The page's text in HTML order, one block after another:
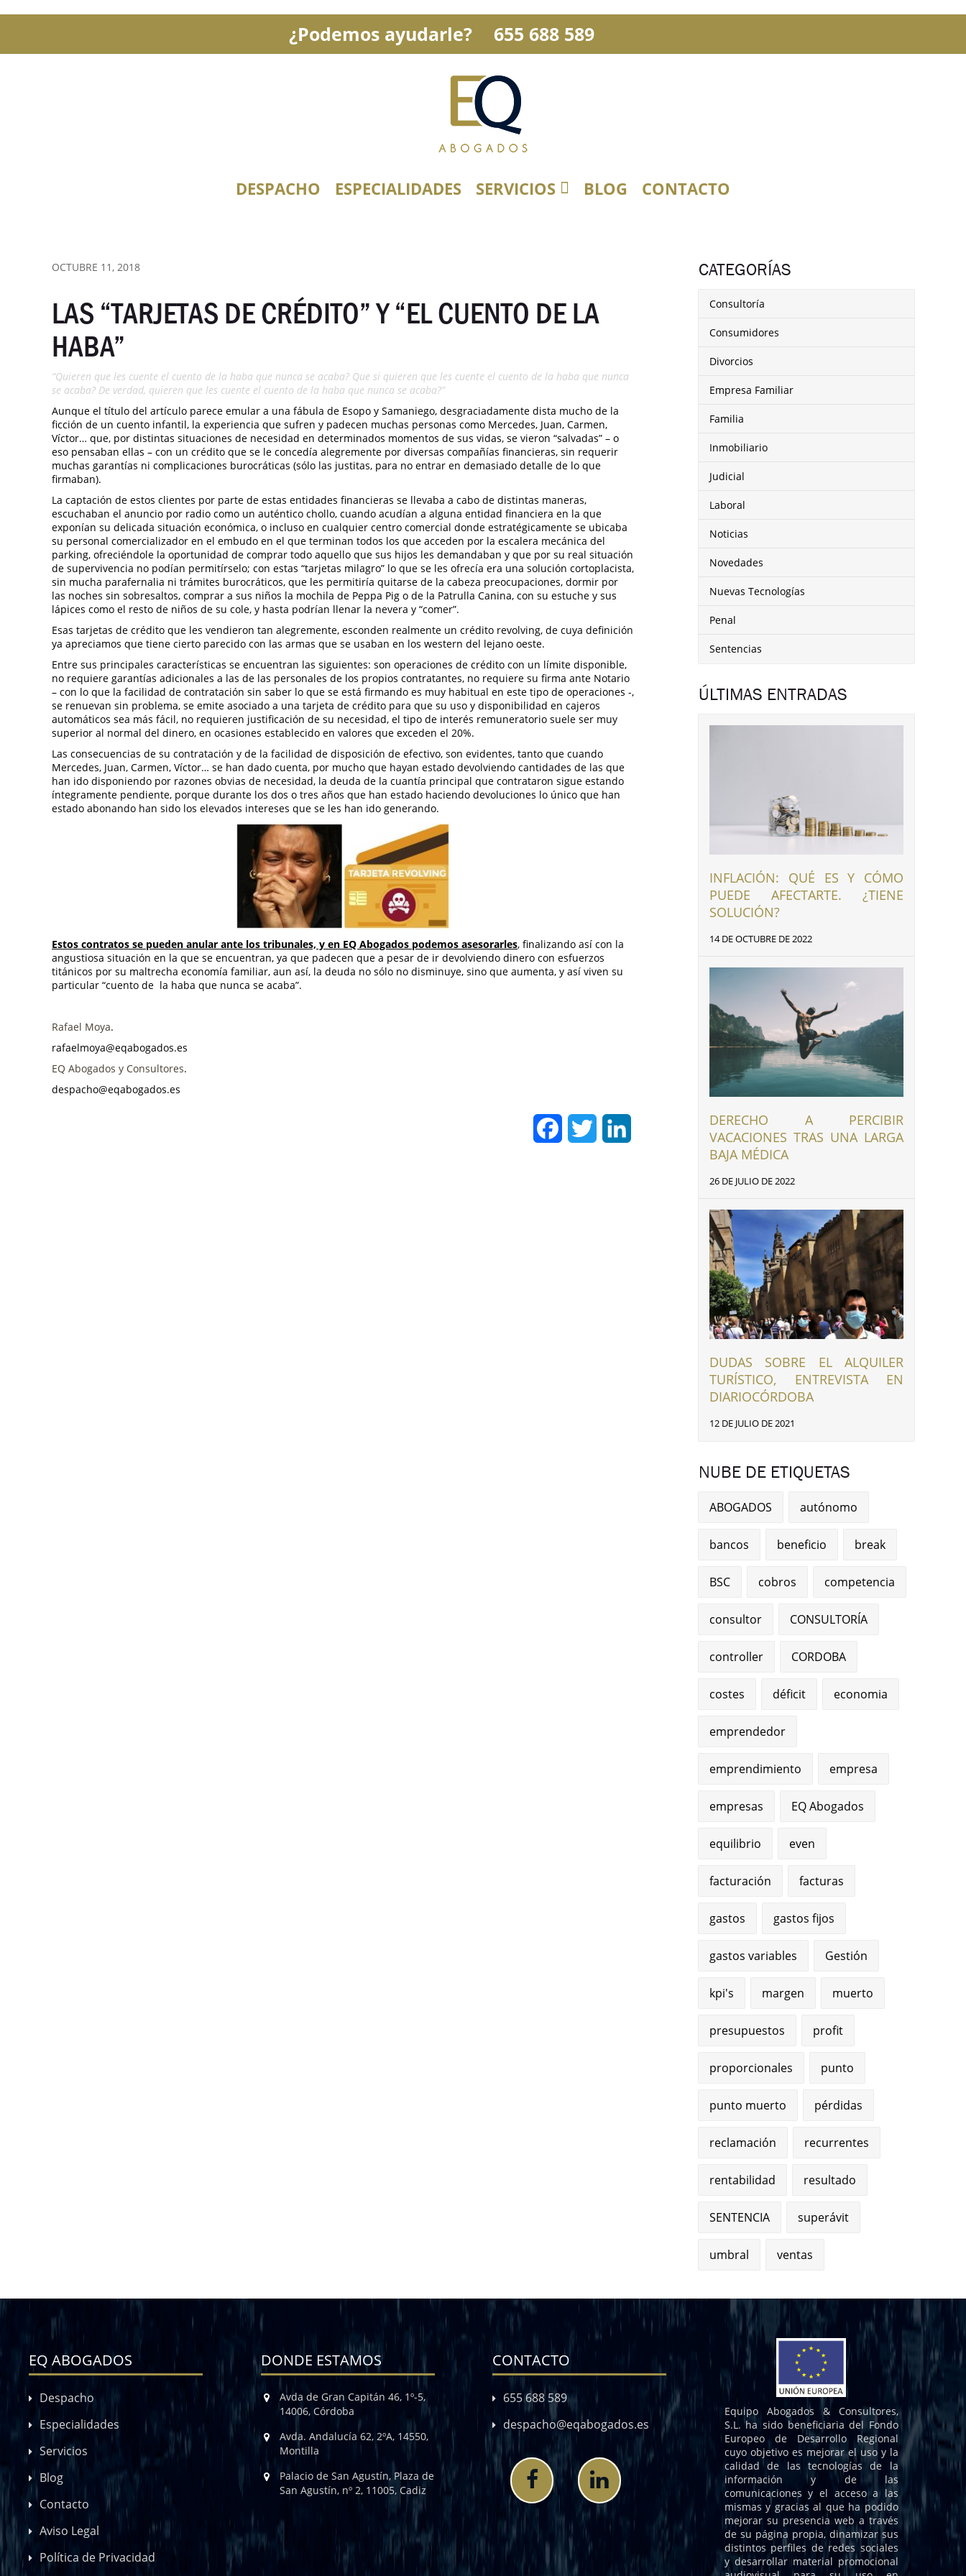
¿Podemos ayudarle? 655 688 589
DESPACHO ESPECIALIDADES SERVICIOS BLOG CONTACTO
OCTUBRE 11, 2018
LAS “TARJETAS DE CRÉDITO” Y “EL CUENTO DE LA
HABA”
“Quieren que les cuente el cuento de la haba que nunca se acaba? Que si quieren que les cuente el cuento de la haba que nunca
se acaba? De verdad, quieren que les cuente el cuento de la haba que nunca se acaba?”
Aunque el título del artículo parece emular a una fábula de Esopo y Samaniego, desgraciadamente dista mucho de la
ficción de un cuento infantil, la experiencia que sufren y padecen muchas personas como Mercedes, Juan, Carmen,
Víctor… que, por distintas situaciones de necesidad en determinados momentos de sus vidas, se vieron “salvadas” – o
eso pensaban ellas – con un crédito que se le concedía alegremente por diversas compañías financieras, sin requerir
muchas garantías ni complicaciones burocráticas (sólo las justitas, para no entrar en demasiado detalle de lo que
firmaban).
La captación de estos clientes por parte de estas entidades financieras se llevaba a cabo de distintas maneras,
escuchaban el anuncio por radio como un auténtico chollo, cuando acudían a alguna entidad financiera en la que
exponían su delicada situación económica, o incluso en cualquier centro comercial donde estratégicamente se ubicaba
su personal comercializador en el embudo en el que terminan todos los que acceden por la escalera mecánica del
parking, ofreciéndole la oportunidad de comprar todo aquello que sus hijos les demandaban y que por su real situación
de supervivencia no podían permitírselo; con estas “tarjetas milagro” lo que se les ofrecía era una solución cortoplacista,
sin mucha parafernalia ni trámites burocráticos, que les permitiría quitarse de la cabeza preocupaciones, dormir por
las noches sin sobresaltos, comprar a sus niños la mochila de Peppa Pig o de la Patrulla Canina, con su estuche y sus
lápices como el resto de niños de su cole, y hasta podrían llenar la nevera y “comer”.
Esas tarjetas de crédito que les vendieron tan alegremente, esconden realmente un crédito revolving, de cuya definición
ya apreciamos que tiene cierto parecido con las armas que se usaban en los western del lejano oeste.
Entre sus principales características se encuentran las siguientes: son operaciones de crédito con un límite disponible,
no requiere garantías adicionales a las de las personales de los propios contratantes, no requiere su firma ante Notario
– con lo que la facilidad de contratación sin saber lo que se está firmando es muy habitual en este tipo de operaciones -,
se renuevan sin problema, se emite asociado a una tarjeta de crédito para que su uso y disponibilidad en cajeros
automáticos sea más fácil, no requieren justificación de su necesidad, el tipo de interés remuneratorio suele ser muy
superior al normal del dinero, en ocasiones establecido en valores que exceden el 20%.
Las consecuencias de su contratación y de la facilidad de disposición de efectivo, son evidentes, tanto que cuando
Mercedes, Juan, Carmen, Víctor… se han dado cuenta, por mucho que hayan estado devolviendo cantidades de las que
han ido disponiendo por razones obvias de necesidad, la deuda de la cuantía principal que contrataron sigue estando
íntegramente pendiente, porque durante los dos o tres años que han estado haciendo devoluciones lo único que han
estado abonando han sido los elevados intereses que se les han ido generando.
Estos contratos se pueden anular ante los tribunales, y en EQ Abogados podemos asesorarles, finalizando así con la
angustiosa situación en la que se encuentran, ya que padecen que a pesar de ir devolviendo dinero con esfuerzos
titánicos por su maltrecha economía familiar, aun así, la deuda no sólo no disminuye, sino que aumenta, y así viven su
particular “cuento de la haba que nunca se acaba”.
Rafael Moya.
rafaelmoya@eqabogados.es
EQ Abogados y Consultores.
despacho@eqabogados.es
FacebookTwitter
CATEGORÍAS
Consultoría
Consumidores
Divorcios
Empresa Familiar
Familia
Inmobiliario
Judicial
Laboral
Noticias
Novedades
Nuevas Tecnologías
Penal
Sentencias
ÚLTIMAS ENTRADAS
INFLACIÓN: QUÉ ES Y CÓMO
PUEDE AFECTARTE. ¿TIENE
SOLUCIÓN?
14 DE OCTUBRE DE 2022
DERECHO A PERCIBIR
VACACIONES TRAS UNA LARGA
BAJA MÉDICA
26 DE JULIO DE 2022
DUDAS SOBRE EL ALQUILER
TURÍSTICO, ENTREVISTA EN
DIARIOCÓRDOBA
12 DE JULIO DE 2021
NUBE DE ETIQUETAS
ABOGADOS autónomo
bancos beneficio break
BSC cobros competencia
consultor CONSULTORÍA
controller CORDOBA
costes déficit economia
emprendedor
emprendimiento empresa
empresas EQ Abogados
equilibrio even
facturación facturas
gastos gastos fijos
gastos variables Gestión
kpi's margen muerto
presupuestos profit
proporcionales punto
punto muerto pérdidas
reclamación recurrentes
rentabilidad resultado
SENTENCIA superávit
umbral ventas
EQ ABOGADOS
Despacho
Especialidades
Servicios
Blog
Contacto
Aviso Legal
Política de Privacidad
DONDE ESTAMOS
Avda de Gran Capitán 46, 1º-5,
14006, Córdoba
Avda. Andalucía 62, 2ºA, 14550,
Montilla
Palacio de San Agustín, Plaza de
San Agustín, nº 2, 11005, Cadiz
CONTACTO
655 688 589
despacho@eqabogados.es
Equipo Abogados & Consultores,
S.L. ha sido beneficiaria del Fondo
Europeo de Desarrollo Regional
cuyo objetivo es mejorar el uso y la
calidad de las tecnologías de la
información y de las
comunicaciones y el acceso a las
mismas y gracias al que ha podido
mejorar su presencia web a través
de su página propia, dinamizar sus
distintos perfiles de redes sociales
y desarrollar material promocional